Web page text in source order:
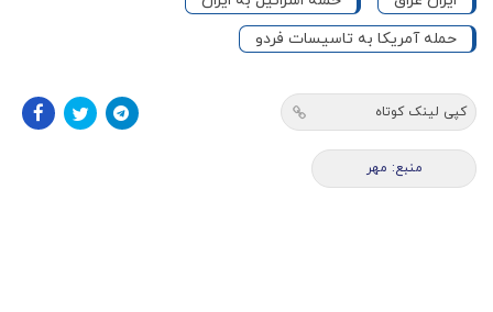
حمله آمریکا به تاسیسات فردو
کپی لینک کوتاه
منبع: مهر